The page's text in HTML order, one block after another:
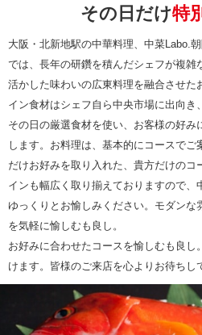
その日だけ特
大阪・北新地駅の中華料理、中菜Labo.
では、長年の研鑽を積んだシェフが複雑
活かした味わいの広東料理を融合させた
イン食材はシェフ自ら中央市場に出向き
その日の厳選食材を使い、お客様の好み
します。お料理は、基本的にコースでご
だけお好みを取り入れた、貴方だけのコ
インも幅広く取り揃えておりますので、
ゆっくりとお愉しみください。モダンな
を気軽に愉しむも良し。
お好みに合わせたコースを愉しむも良し
けます。皆様のご来店を心よりお待ちし